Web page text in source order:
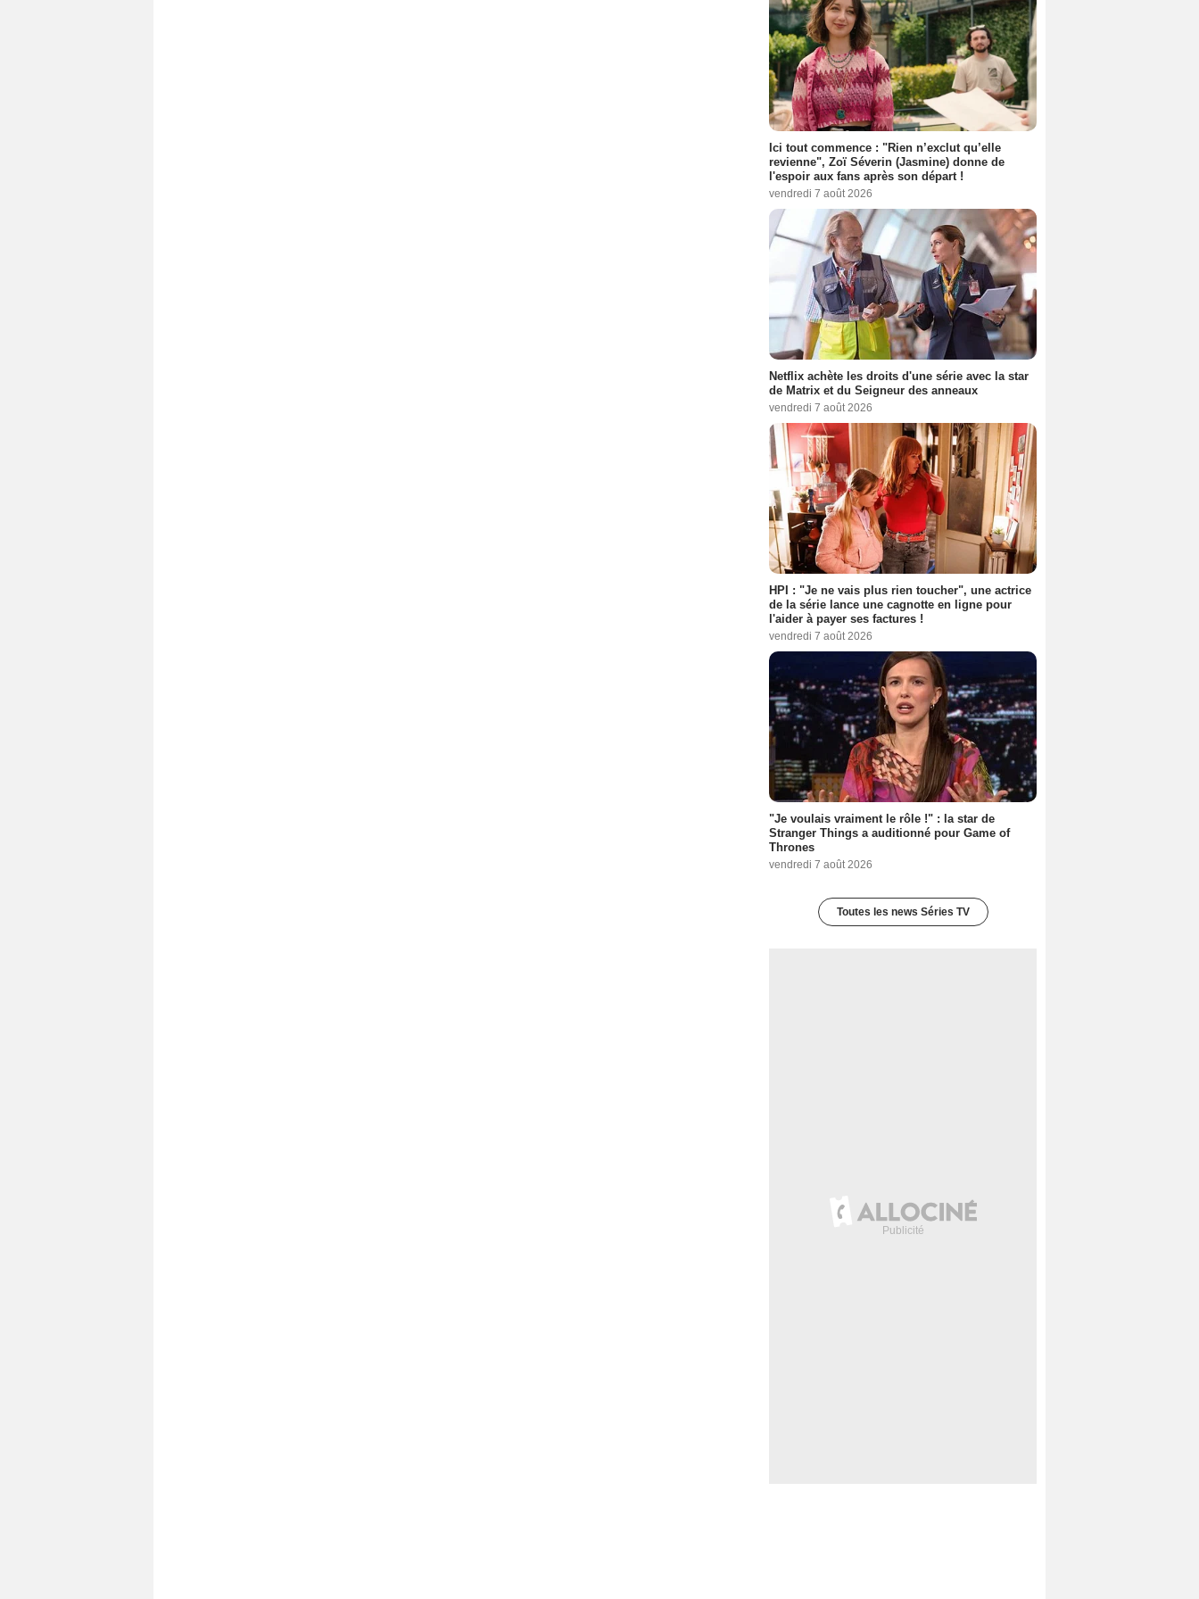
Ici tout commence : "Rien n’exclut qu’elle
revienne", Zoï Séverin (Jasmine) donne de
l'espoir aux fans après son départ !
vendredi 7 août 2026
Netflix achète les droits d'une série avec la star
de Matrix et du Seigneur des anneaux
vendredi 7 août 2026
HPI : "Je ne vais plus rien toucher", une actrice
de la série lance une cagnotte en ligne pour
l'aider à payer ses factures !
vendredi 7 août 2026
"Je voulais vraiment le rôle !" : la star de
Stranger Things a auditionné pour Game of
Thrones
vendredi 7 août 2026
Toutes les news Séries TV